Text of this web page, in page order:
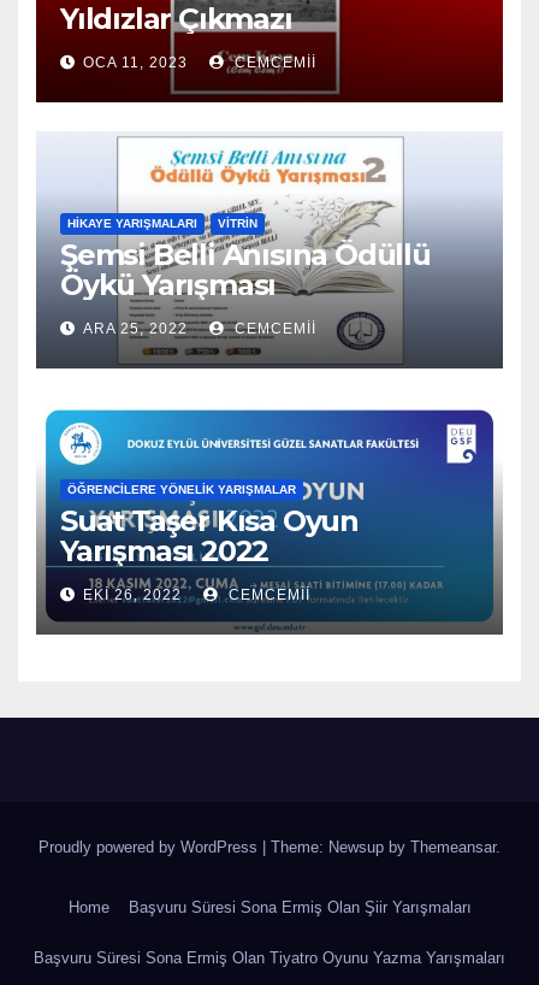
Yıldızlar Çıkmazı
OCA 11, 2023 CEMCEMII
HIKAYE YARIŞMALARI VITRIN
Şemsi Belli Anısına Ödüllü
Öykü Yarışması
ARA 25, 2022 CEMCEMII
ÖĞRENCILERE YÖNELIK YARIŞMALAR
Suat Taşer Kısa Oyun
Yarışması 2022
EKI 26, 2022 CEMCEMII
Proudly powered by WordPress Theme: Newsup by Themeansar.
Home Başvuru Süresi Sona Ermiş Olan Şiir Yarışmaları
Başvuru Süresi Sona Ermiş Olan Tiyatro Oyunu Yazma Yarışmaları